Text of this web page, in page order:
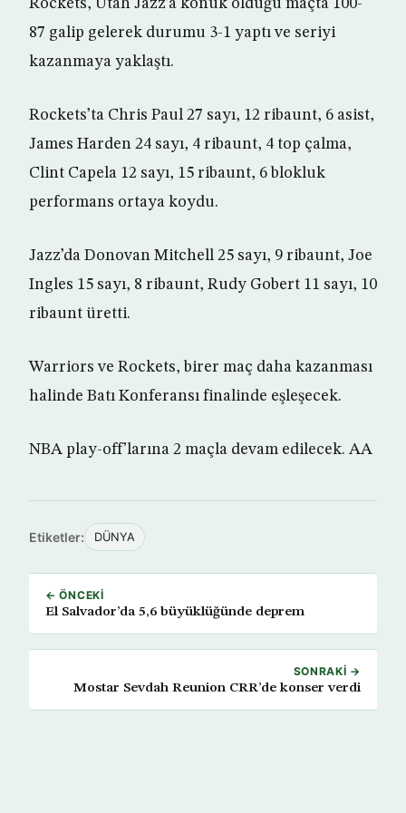
Rockets, Utah Jazz’a konuk olduğu maçta 100-
87 galip gelerek durumu 3-1 yaptı ve seriyi
kazanmaya yaklaştı.
Rockets’ta Chris Paul 27 sayı, 12 ribaunt, 6 asist,
James Harden 24 sayı, 4 ribaunt, 4 top çalma,
Clint Capela 12 sayı, 15 ribaunt, 6 blokluk
performans ortaya koydu.
Jazz’da Donovan Mitchell 25 sayı, 9 ribaunt, Joe
Ingles 15 sayı, 8 ribaunt, Rudy Gobert 11 sayı, 10
ribaunt üretti.
Warriors ve Rockets, birer maç daha kazanması
halinde Batı Konferansı finalinde eşleşecek.
NBA play-off’larına 2 maçla devam edilecek. AA
Etiketler: DÜNYA
← ÖNCEKI
El Salvador’da 5,6 büyüklüğünde deprem
SONRAKI →
Mostar Sevdah Reunion CRR’de konser verdi